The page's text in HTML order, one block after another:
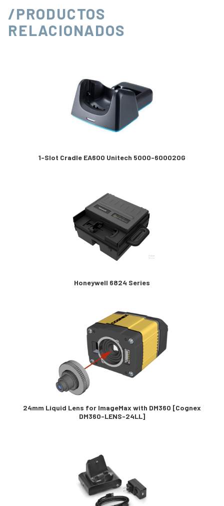
/PRODUCTOS
RELACIONADOS
1-Slot Cradle EA600 Unitech 5000-600020G
Honeywell 6824 Series
24mm Liquid Lens for ImageMax with DM360 [Cognex
DM360-LENS-24LL]